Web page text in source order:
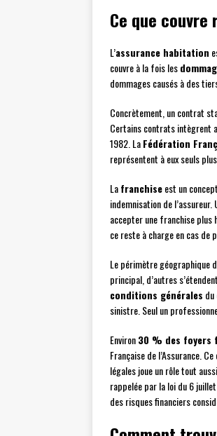
Ce que
L’assurance habitation
couvre à la fois les
dommages causés à des
Concrètement, un contrat
Certains contrats intègrent
1982. LaFédération
représentent à eux seuls
Lafranchiseest un
indemnisation de
accepter une franchise plus
ce reste à charge en cas de
Le périmètre géographique
principal, d’autres
conditions générales
sinistre. Seul un
Environ30 % des foyers
Française de l’Assurance.
légales joue un rôle tout
rappelée par la loi du 6
des risques financiers